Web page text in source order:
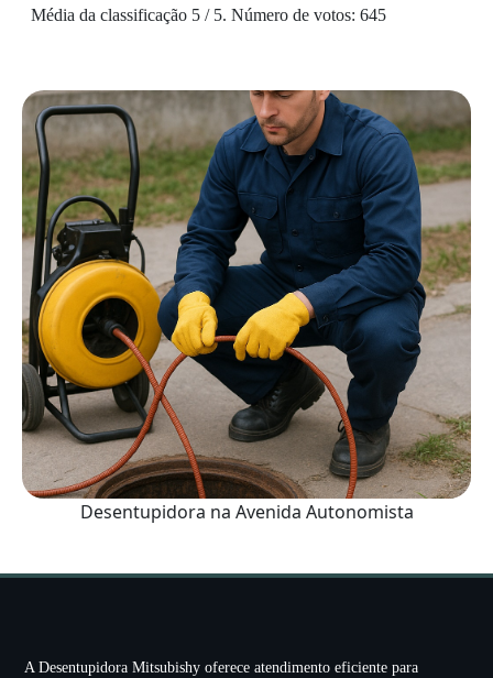
Média da classificação 5 / 5. Número de votos: 645
Desentupidora na Avenida Autonomista
A Desentupidora Mitsubishy oferece atendimento eficiente para